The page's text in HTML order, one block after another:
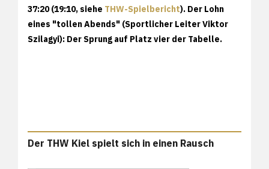
37:20 (19:10, siehe THW-Spielbericht). Der Lohn
eines "tollen Abends" (Sportlicher Leiter Viktor
Szilagyi): Der Sprung auf Platz vier der Tabelle.
Der THW Kiel spielt sich in einen Rausch